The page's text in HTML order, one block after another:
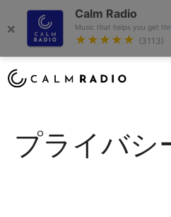
×
Calm Radio
Music that helps you get
★★★★★ (3113)
プライバシ